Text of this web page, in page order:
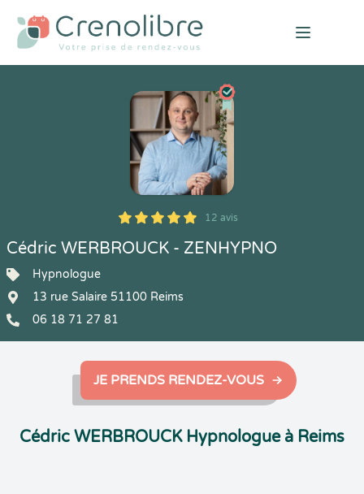
Open
5
1
5
12 12 avis
Cédric WERBROUCK - ZENHYPNO
Hypnologue
13 rue Salaire 51100 Reims
06 18 71 27 81
JE PRENDS RENDEZ-VOUS
Cédric WERBROUCK Hypnologue à Reims